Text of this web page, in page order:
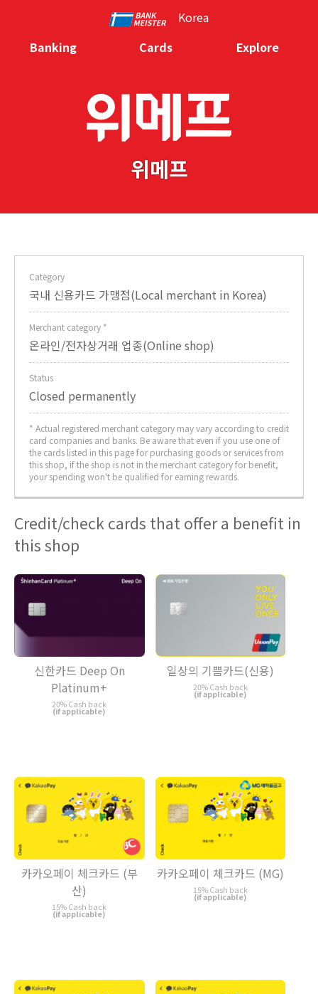
Korea
Banking
Cards Explore
위메프
Category
국내 신용카드 가맹점(Local merchant in Korea)
Merchant category *
온라인/전자상거래 업종(Online shop)
Status
Closed permanently
* Actual registered merchant category may vary according to credit
card companies and banks. Be aware that even if you use one of
the cards listed in this page for purchasing goods or services from
this shop, if the shop is not in the merchant category for benefit,
your spending won't be qualified for earning rewards.
Credit/check cards that offer a benefit in
this shop
신한카드 Deep On
Platinum+
20% Cash back
(if applicable)
일상의 기쁨카드(신용)
20% Cash back
(if applicable)
카카오페이 체크카드 (부
산)
15% Cash back
(if applicable)
카카오페이 체크카드 (MG)
15% Cash back
(if applicable)